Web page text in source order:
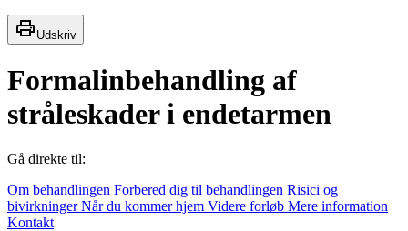
Udskriv
Formalinbehandling af
stråleskader i endetarmen
Gå direkte til:
Om behandlingen Forbered dig til behandlingen Risici og
bivirkningerNår du kommer hjem Videre forløb Mere information
Kontakt